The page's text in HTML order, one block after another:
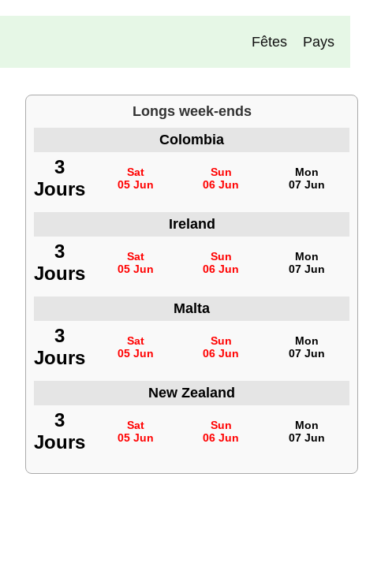
Fêtes Pays
Longs week-ends
Colombia
3
Jours
Sat
05 Jun
Sun
06 Jun
Mon
07 Jun
Ireland
3
Jours
Sat
05 Jun
Sun
06 Jun
Mon
07 Jun
Malta
3
Jours
Sat
05 Jun
Sun
06 Jun
Mon
07 Jun
New Zealand
3
Jours
Sat
05 Jun
Sun
06 Jun
Mon
07 Jun